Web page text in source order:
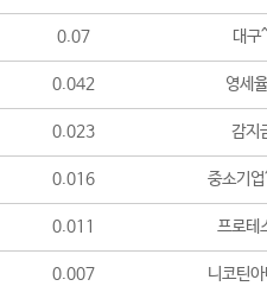
0.07 대구
0.042 영세
0.023 감지
0.016 중소기
0.011 프로테
0.007 니코틴